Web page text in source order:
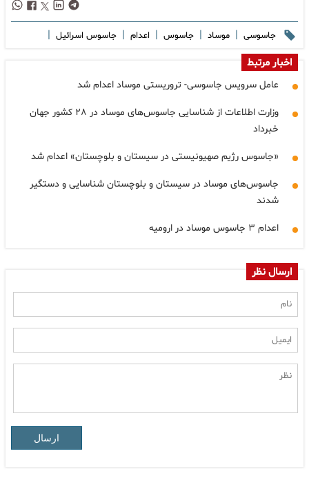
جاسوسی | موساد | جاسوس | اعدام | جاسوس اسرائیل |
اخبار مرتبط
عامل سرویس جاسوسی- تروریستی موساد اعدام شد
وزارت اطلاعات از شناسایی جاسوس‌های موساد در ۲۸ کشور جهان
خبرداد
«جاسوس رژیم صهیونیستی در سیستان و بلوچستان» اعدام شد
جاسوس‌های موساد در سیستان و بلوچستان شناسایی و دستگیر
شدند
اعدام ۳ جاسوس موساد در ارومیه
ارسال نظر
ارسال